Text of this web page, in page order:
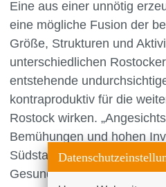
Eine aus einer unnötig
eine mögliche Fusion der
Größe, Strukturen und
unterschiedlichen
entstehende
kontraproduktiv für die
Rostock wirken.
Bemühungen und hohen
Südstadt, unter anderem
Gesundheitsministeriums